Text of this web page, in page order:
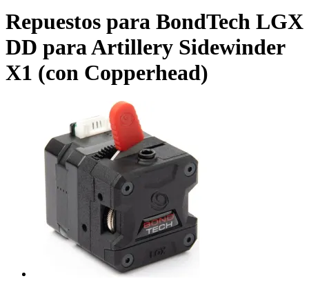
Repuestos para BondTech LGX
DD para Artillery Sidewinder
X1 (con Copperhead)